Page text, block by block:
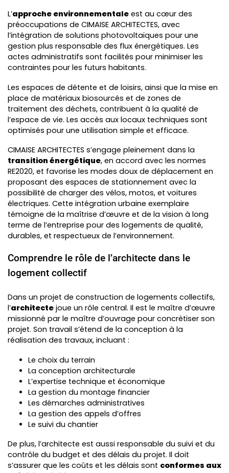
L’approche environnementale est au cœur des
préoccupations de CIMAISE ARCHITECTES, avec
l’intégration de solutions photovoltaïques pour une
gestion plus responsable des flux énergétiques. Les
actes administratifs sont facilités pour minimiser les
contraintes pour les futurs habitants.
Les espaces de détente et de loisirs, ainsi que la mise en
place de matériaux biosourcés et de zones de
traitement des déchets, contribuent à la qualité de
l’espace de vie. Les accès aux locaux techniques sont
optimisés pour une utilisation simple et efficace.
CIMAISE ARCHITECTES s’engage pleinement dans la
transition énergétique, en accord avec les normes
RE2020, et favorise les modes doux de déplacement en
proposant des espaces de stationnement avec la
possibilité de charger des vélos, motos, et voitures
électriques. Cette intégration urbaine exemplaire
témoigne de la maîtrise d’œuvre et de la vision à long
terme de l’entreprise pour des logements de qualité,
durables, et respectueux de l’environnement.
Comprendre le rôle de l’architecte dans le
logement collectif
Dans un projet de construction de logements collectifs,
l’architecte joue un rôle central. Il est le maître d’œuvre
missionné par le maître d’ouvrage pour concrétiser son
projet. Son travail s’étend de la conception à la
réalisation des travaux, incluant :
Le choix du terrain
La conception architecturale
L’expertise technique et économique
La gestion du montage financier
Les démarches administratives
La gestion des appels d’offres
Le suivi du chantier
De plus, l’architecte est aussi responsable du suivi et du
contrôle du budget et des délais du projet. Il doit
s’assurer que les coûts et les délais sont conformes aux